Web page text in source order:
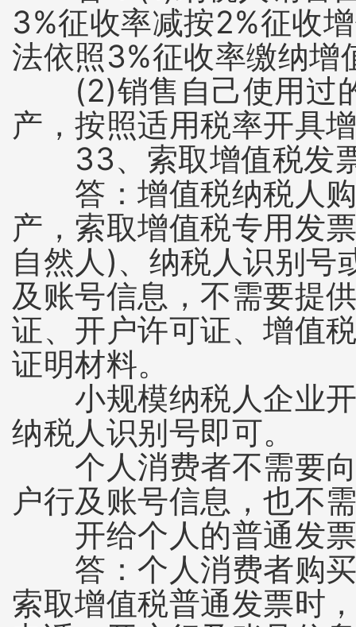
3%征收率减按2%征收
法依照3%征收率缴纳增
(2)销售自己使用过的
产，按照适用税率开具
33、索取增值税发
答：增值税纳税人购
产，索取增值税专用发
自然人)、纳税人识别号
及账号信息，不需要提
证、开户许可证、增值
证明材料。
小规模纳税人企业开
纳税人识别号即可。
个人消费者不需要向
户行及账号信息，也不
开给个人的普通发票
答：个人消费者购买
索取增值税普通发票时